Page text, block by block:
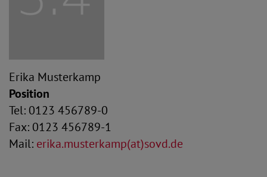
Erika Musterkamp
Position
Tel: 0123 456789-0
Fax: 0123 456789-1
Mail: erika.musterkamp(at)sovd.de